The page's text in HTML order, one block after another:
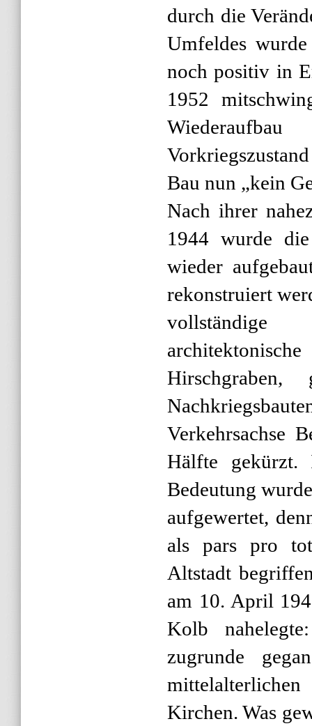
durch die
Umfeldes
noch positiv in
1952
Bau nun „kein
Nach ihrer
1944 wurde
wieder
rekonstruiert
Verkehrsachse
Hälfte gekürzt.
Bedeutung
aufgewertet,
als pars pro
Altstadt
am 10. April
Kolb
zugrunde
Kirchen. Was